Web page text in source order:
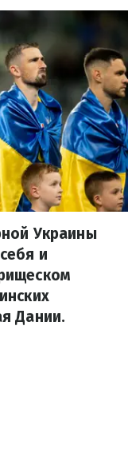
Украины
и
Дании.